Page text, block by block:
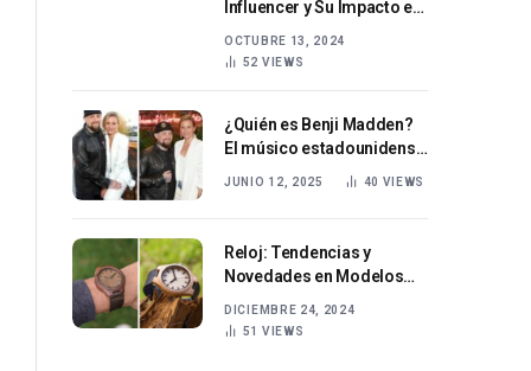
Influencer y Su Impacto en
OCTUBRE 13, 2024
52 VIEWS
¿Quién es Benji Madden?
El músico estadounidense
detrás del éxito de Good
JUNIO 12, 2025 40 VIEWS
Reloj: Tendencias y
Novedades en Modelos
DICIEMBRE 24, 2024
51 VIEWS